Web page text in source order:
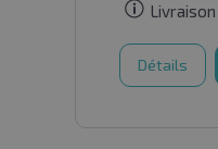
Détails